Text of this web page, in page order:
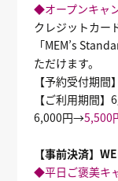
◆オープンキャ
クレジットカー
「MEM’s
ただけます。
【予約受付期
【ご利用期間】
6,000円→5,500
【事前決済】
◆平日ご褒美キ